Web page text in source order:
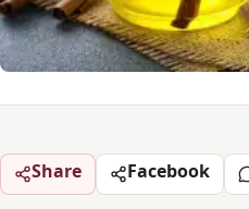
Share Facebook